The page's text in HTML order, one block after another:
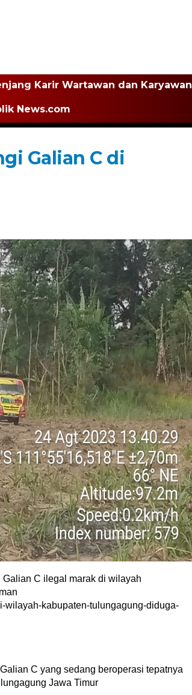
Karir Wartawan dan Karyawan
News.com
Galian C di
C ilegal marak di wilayah
wilayah-kabupaten-tulungagung-diduga-
C yang sedang beroperasi tepatnya
Jawa Timur